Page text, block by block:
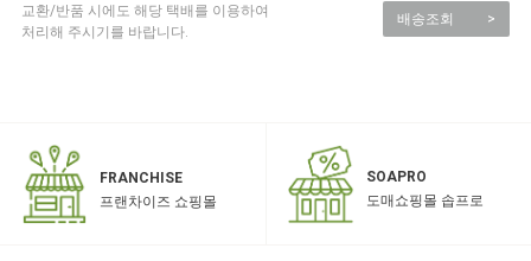
교환/반품 시에도 해당 택배를 이용하여
처리해 주시기를 바랍니다.
배송조회 >
FRANCHISE
프랜차이즈 쇼핑몰
SOAPRO
도매쇼핑몰 솝프로